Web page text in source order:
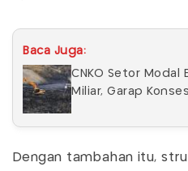
Baca Juga:
CNKO Setor Modal
Miliar, Garap
Dengan tambahan itu,